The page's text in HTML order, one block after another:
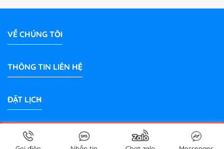
VỀ CHÚNG TÔI
THÔNG TIN LIÊN HỆ
ĐẶT LỊCH
Bản quyền 2026 © Phòng Khám Thú Y Hương Nở Bình Dương |
PetShop
thuybinhduong.com